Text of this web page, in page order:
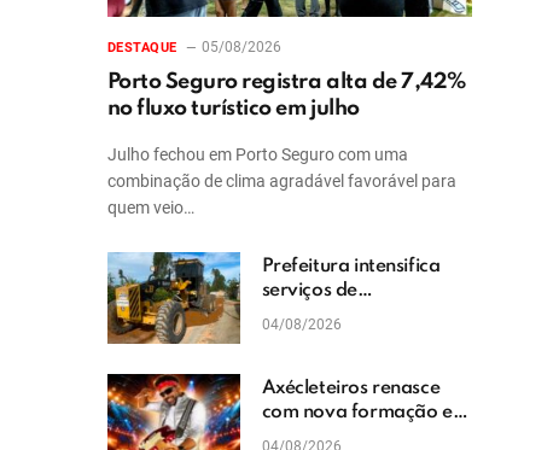
DESTAQUE 05/08/2026
Porto Seguro registra alta de 7,42%
no fluxo turístico em julho
Julho fechou em Porto Seguro com uma
combinação de clima agradável favorável para
quem veio…
Prefeitura intensifica
serviços de
patrolamento e
04/08/2026
Axécleteiros renasce
com nova formação e
promete agitar os